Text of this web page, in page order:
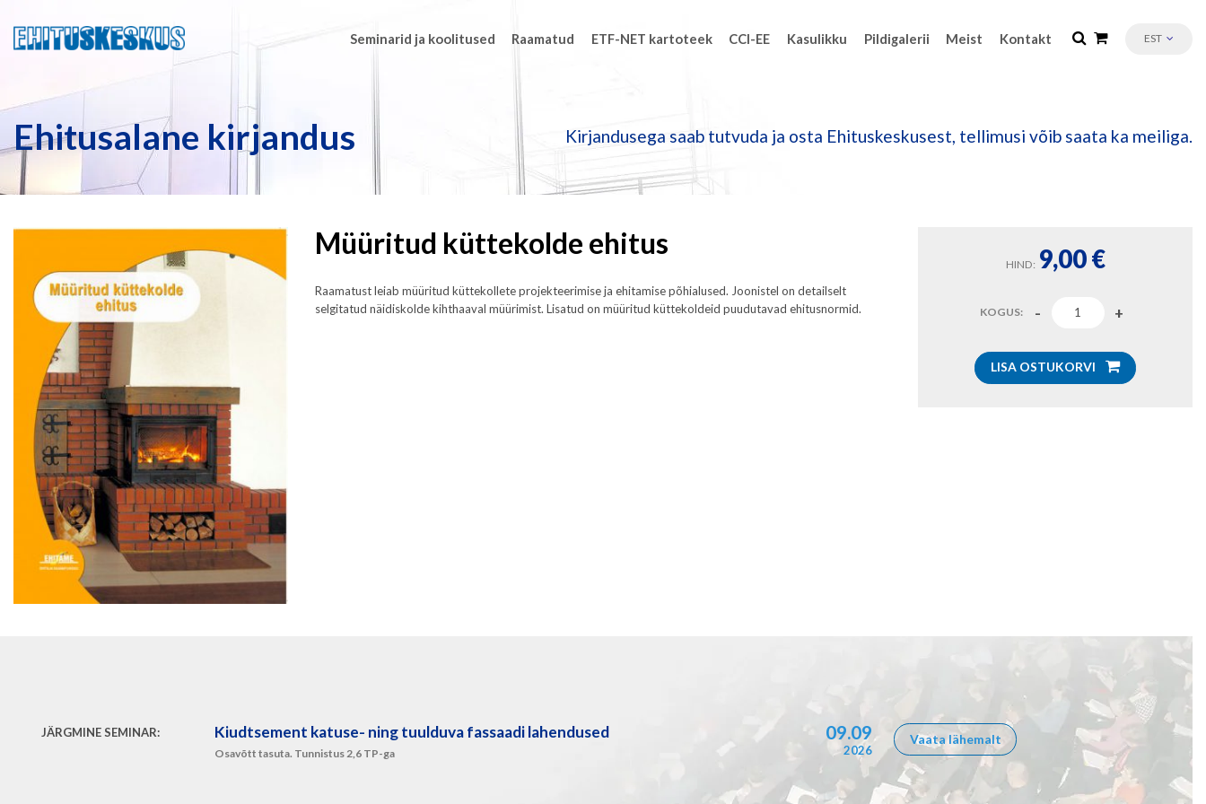
Seminarid ja koolitused Raamatud ETF-NET kartoteek CCI-EE Kasulikku Pildigalerii Meist Kontakt EST
Ehitusalane kirjandus Kirjandusega saab tutvuda ja osta Ehituskeskusest, tellimusi võib saata ka meiliga.
Müüritud küttekolde ehitus
Raamatust leiab müüritud küttekollete projekteerimise ja ehitamise põhialused. Joonistel on detailselt
selgitatud näidiskolde kihthaaval müürimist. Lisatud on müüritud küttekoldeid puudutavad ehitusnormid.
HIND: 9,00€
KOGUS:
LISA OSTUKORVI
JÄRGMINE SEMINAR: Kiudtsement katuse- ning tuulduva fassaadi lahendused
Osavõtt tasuta. Tunnistus 2,6 TP-ga
09.09
2026
Vaata lähemalt